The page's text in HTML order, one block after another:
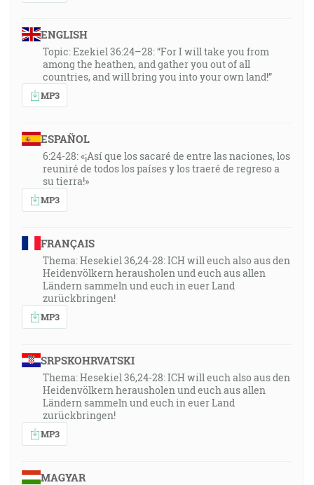
ENGLISH
Topic: Ezekiel 36:24–28: “For I will take you from
among the heathen, and gather you out of all
countries, and will bring you into your own land!”
MP3
ESPAÑOL
6:24-28: «¡Así que los sacaré de entre las naciones, los
reuniré de todos los países y los traeré de regreso a
su tierra!»
MP3
FRANÇAIS
Thema: Hesekiel 36,24-28: ICH will euch also aus den
Heidenvölkern herausholen und euch aus allen
Ländern sammeln und euch in euer Land
zurückbringen!
MP3
SRPSKOHRVATSKI
Thema: Hesekiel 36,24-28: ICH will euch also aus den
Heidenvölkern herausholen und euch aus allen
Ländern sammeln und euch in euer Land
zurückbringen!
MP3
MAGYAR